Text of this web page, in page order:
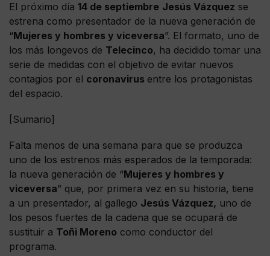
El próximo día 14 de septiembre Jesús Vázquez se
estrena como presentador de la nueva generación de
“Mujeres y hombres y viceversa”. El formato, uno de
los más longevos de Telecinco, ha decidido tomar una
serie de medidas con el objetivo de evitar nuevos
contagios por el coronavirus entre los protagonistas
del espacio.
[Sumario]
Falta menos de una semana para que se produzca
uno de los estrenos más esperados de la temporada:
la nueva generación de “Mujeres y hombres y
viceversa” que, por primera vez en su historia, tiene
a un presentador, al gallego Jesús Vázquez, uno de
los pesos fuertes de la cadena que se ocupará de
sustituir a Toñi Moreno como conductor del
programa.